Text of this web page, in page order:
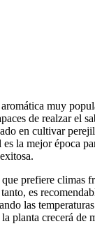
muy
de realzar el
en cultivar
la mejor época
prefiere climas
es
las
planta crecerá de